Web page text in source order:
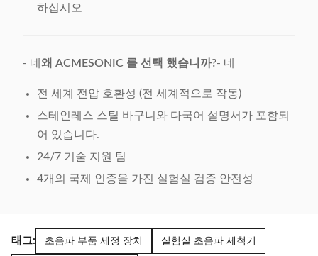
하십시오
- 네 왜 ACMESONIC 를 선택 했습니까?- 네
전 세계 전압 호환성 (전 세계적으로 작동)
스테인레스 스틸 바구니와 다국어 설명서가 포함되
어 있습니다.
24/7 기술 지원 팀
4개의 국제 인증을 가진 실험실 검증 안전성
태그: 초음파 부품 세정 장치 실험실 초음파 세척기